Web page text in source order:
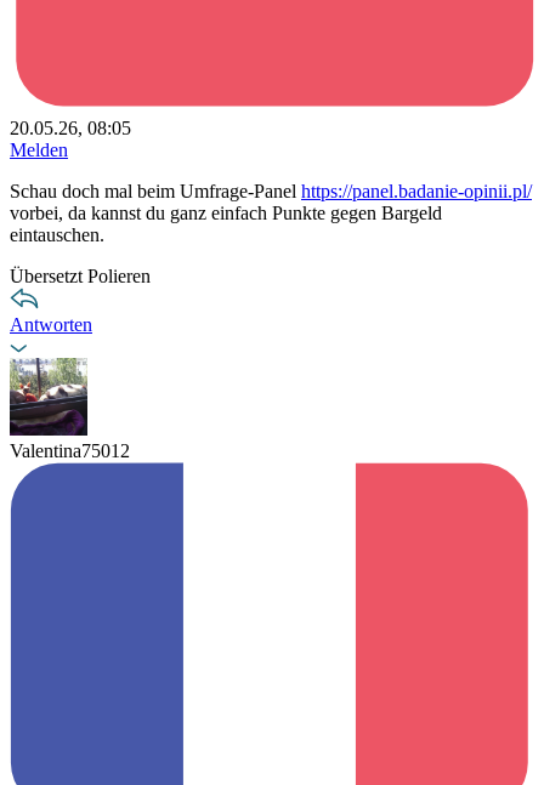
20.05.26, 08:05
Melden
Schau doch mal beim Umfrage-Panel https://panel.badanie-opinii.pl/
vorbei, da kannst du ganz einfach Punkte gegen Bargeld
eintauschen.
Übersetzt Polieren
Antworten
Valentina75012